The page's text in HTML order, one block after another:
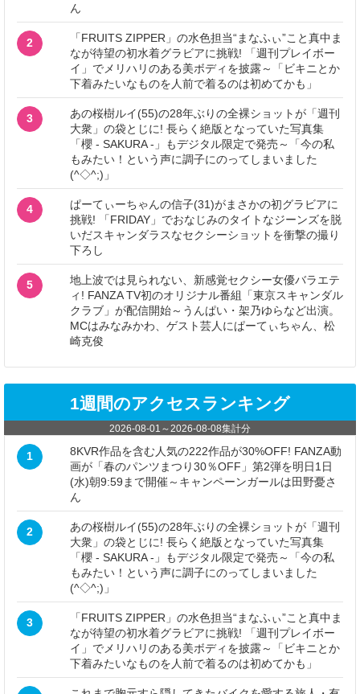
ん
2
「FRUITS ZIPPER」の水色担当“まなふぃ”こと真中ま
なが待望の初水着グラビアに挑戦! 「週刊プレイボー
イ」でメリハリのある美ボディを披露～「ビキニとか
下着みたいなものを人前で着るのは初めてかも」
3
あの桜樹ルイ(55)の28年ぶりの全裸ショットが「週刊
大衆」の袋とじに! 長らく絶版となっていた写真集
「櫻 - SAKURA -」もデジタル限定で発売～「今の私
もみたい！という声に調子にのってしまいました
(^◇^;)」
4
ぱーてぃーちゃんの信子(31)がまさかの初グラビアに
挑戦! 「FRIDAY」でおなじみのタイトなジーンズを脱
いだスキャンダラスなセクシーショットを衝撃の撮り
下ろし
5
地上波では見られない、新感覚セクシー女優バラエテ
ィ! FANZA TV初のオリジナル番組「東京スキャンダル
クラブ」が配信開始～うんぱい・架乃ゆらなど出演。
MCはみなみかわ、ゲスト芸人にぱーてぃちゃん、松
崎克俊
1週間のアクセスランキング
2026-08-01 ～ 2026-08-08集計分
1
8KVR作品を含む人気の222作品が30%OFF! FANZA動
画が「春のパンツまつり30％OFF」第2弾を明日1日
(水)朝9:59まで開催～キャンペーンガールは田野憂さ
ん
2
あの桜樹ルイ(55)の28年ぶりの全裸ショットが「週刊
大衆」の袋とじに! 長らく絶版となっていた写真集
「櫻 - SAKURA -」もデジタル限定で発売～「今の私
もみたい！という声に調子にのってしまいました
(^◇^;)」
3
「FRUITS ZIPPER」の水色担当“まなふぃ”こと真中ま
なが待望の初水着グラビアに挑戦! 「週刊プレイボー
イ」でメリハリのある美ボディを披露～「ビキニとか
下着みたいなものを人前で着るのは初めてかも」